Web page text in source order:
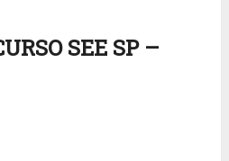
SEE SP –